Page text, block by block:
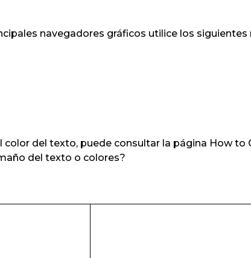
navegadores gráficos utilice los siguientes
del texto, puede consultar la página How to
del texto o colores?